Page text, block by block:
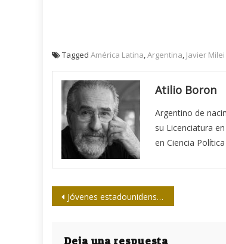
Tagged América Latina,Argentina, Javier Milei
Atilio Boron
Argentino de
su Licenciatura
en Ciencia
Navegación
Jóvenes estadounidenses buscan a Cuba en la UPEC
Deja una respuesta